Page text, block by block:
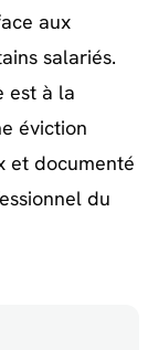
aux
salariés.
est à la
éviction
et documenté
du